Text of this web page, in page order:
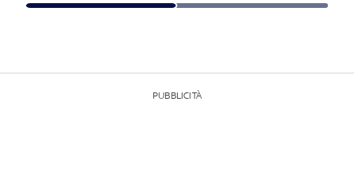
PUBBLICITÀ